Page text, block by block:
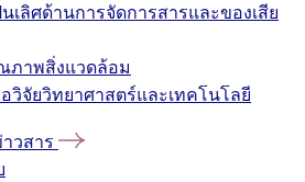
เลิศด้านการจัดการสารและของเสีย
ภาพสิ่งแวดล้อม
วิจัยวิทยาศาสตร์และเทคโนโลยี
วสาร